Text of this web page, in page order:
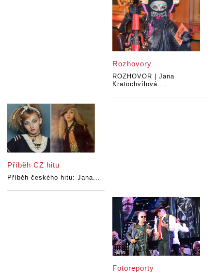
Rozhovory
ROZHOVOR | Jana
Kratochvílová:...
Příběh CZ hitu
Příběh českého hitu: Jana...
Fotoreporty